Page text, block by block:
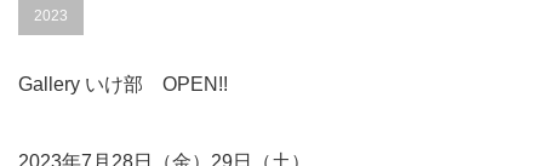
2023
Gallery いけ部 OPEN!!
2023年7月28日（金）29日（土）